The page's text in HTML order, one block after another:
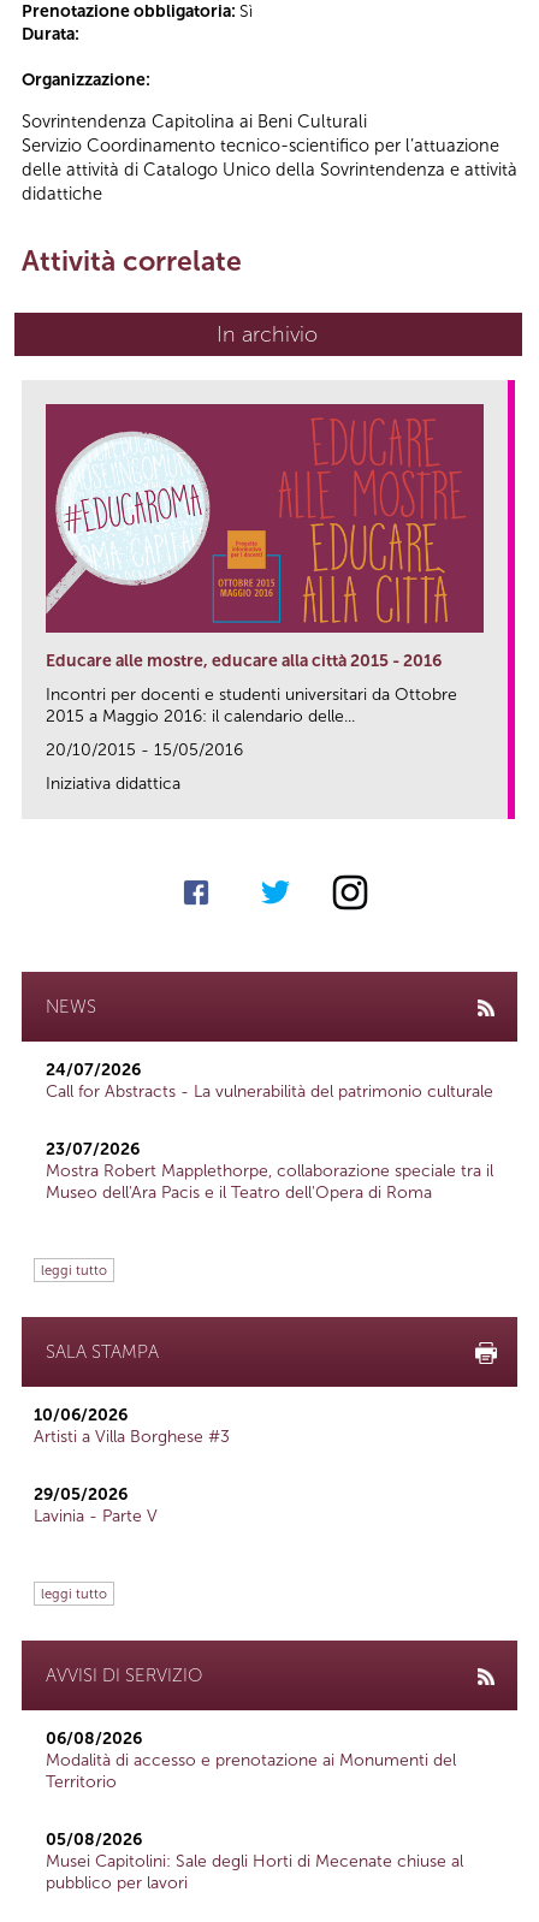
Prenotazione obbligatoria: Sì
Durata:
Organizzazione:
Sovrintendenza Capitolina ai Beni Culturali
Servizio Coordinamento tecnico-scientifico per l’attuazione
delle attività di Catalogo Unico della Sovrintendenza e attività
didattiche
Attività correlate
In archivio
Educare alle mostre, educare alla città 2015 - 2016
Incontri per docenti e studenti universitari da Ottobre
2015 a Maggio 2016: il calendario delle...
20/10/2015 - 15/05/2016
Iniziativa didattica
NEWS
24/07/2026
Call for Abstracts - La vulnerabilità del patrimonio culturale
23/07/2026
Mostra Robert Mapplethorpe, collaborazione speciale tra il
Museo dell'Ara Pacis e il Teatro dell'Opera di Roma
leggi tutto
SALA STAMPA
10/06/2026
Artisti a Villa Borghese #3
29/05/2026
Lavinia - Parte V
leggi tutto
AVVISI DI SERVIZIO
06/08/2026
Modalità di accesso e prenotazione ai Monumenti del
Territorio
05/08/2026
Musei Capitolini: Sale degli Horti di Mecenate chiuse al
pubblico per lavori